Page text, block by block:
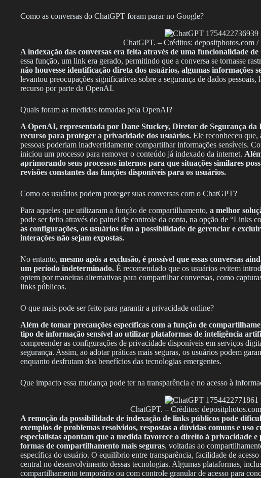
Como as conversas do ChatGPT foram parar no Google?
ChatGPT. – Créditos: depositphotos.com
A indexação das conversas era feita através de uma funcionalidade
essa função, um link era gerado, permitindo que a conversa se tornasse
não houvesse identificação direta dos usuários, algumas informações
levantou preocupações significativas sobre a segurança de dados
recurso por parte da OpenAI.
Quais foram as medidas tomadas pela OpenAI?
A OpenAI, representada por Dane Stuckey, Diretor de Segurança
recurso para proteger a privacidade dos usuários. Ele reconheceu que,
pessoas poderiam inadvertidamente compartilhar informações sensíveis.
iniciou um processo para remover o conteúdo já indexado da internet.
aprimorando seus processos internos para que situações similares
revisões constantes das funções disponíveis para os usuários.
Como os usuários podem proteger suas conversas com o ChatGPT?
Para aqueles que utilizaram a função de compartilhamento, a melhor
pode ser feito através do painel de controle da conta, na opção de “Links
as configurações, os usuários têm a possibilidade de gerenciar e
interações não sejam expostas.
No entanto, mesmo após a exclusão, é possível que essas conversas
um período indeterminado. É recomendado que os usuários evitem
optem por maneiras alternativas para compartilhar conversas, como
links públicos.
O que mais pode ser feito para garantir a privacidade online?
Além de tomar precauções específicas com a função de
tipo de informação sensível ao utilizar plataformas de inteligência
compreender as configurações de privacidade disponíveis em serviços
segurança. Assim, ao adotar práticas mais seguras, os usuários podem
enquanto desfrutam dos benefícios das tecnologias emergentes.
Que impacto essa mudança pode ter na transparência e no acesso à
ChatGPT. – Créditos:
A remoção da possibilidade de indexação de links públicos pode
exemplos de problemas resolvidos, respostas a dúvidas comuns e uso
especialistas apontam que a medida favorece o direito à privacidade
formas de compartilhamento mais seguras, voltadas ao
específica do usuário. O equilíbrio entre transparência, facilidade de
central no desenvolvimento dessas tecnologias. Algumas plataformas,
compartilhamento temporário ou com controle granular de acesso para